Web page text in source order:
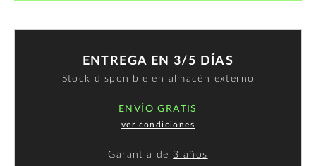
ENTREGA EN 3/5 DÍAS
Stock disponible en almacén externo
ENVÍO GRATIS
ver condiciones
Garantía de 3 años